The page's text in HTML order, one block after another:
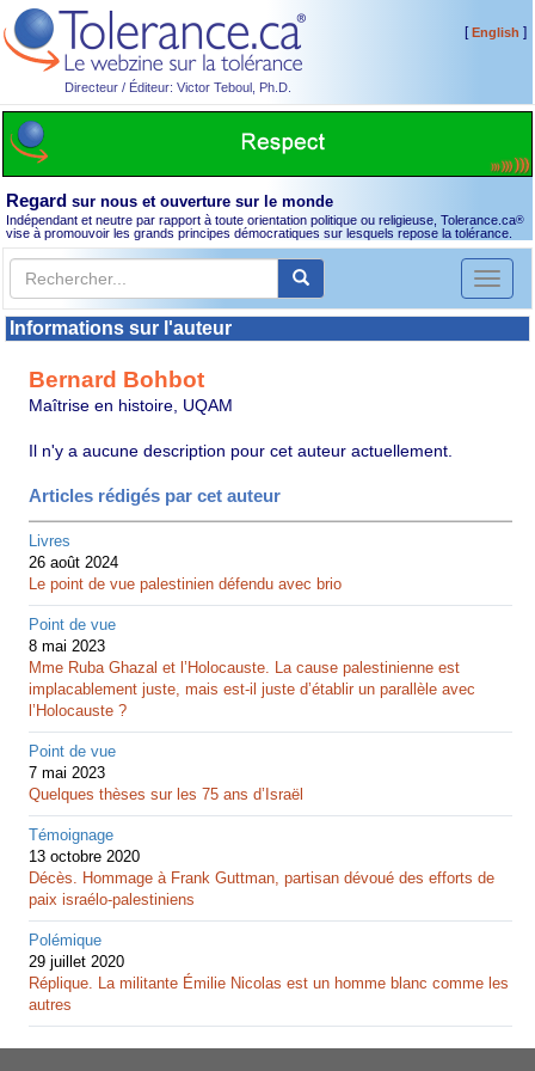
Directeur / Éditeur: Victor Teboul, Ph.D.
[English ]
Regard sur nous et ouverture sur le monde
Indépendant et neutre par rapport à toute orientation politique ou religieuse, Tolerance.ca®
vise à promouvoir les grands principes démocratiques sur lesquels repose la tolérance.
Toggle
Informations sur l'auteur
Bernard Bohbot
Maîtrise en histoire, UQAM
Il n'y a aucune description pour cet auteur actuellement.
Articles rédigés par cet auteur
Livres
26 août 2024
Le point de vue palestinien défendu avec brio
Point de vue
8 mai 2023
Mme Ruba Ghazal et l’Holocauste. La cause palestinienne est
implacablement juste, mais est-il juste d’établir un parallèle avec
l’Holocauste ?
Point de vue
7 mai 2023
Quelques thèses sur les 75 ans d’Israël
Témoignage
13 octobre 2020
Décès. Hommage à Frank Guttman, partisan dévoué des efforts de
paix israélo-palestiniens
Polémique
29 juillet 2020
Réplique. La militante Émilie Nicolas est un homme blanc comme les
autres